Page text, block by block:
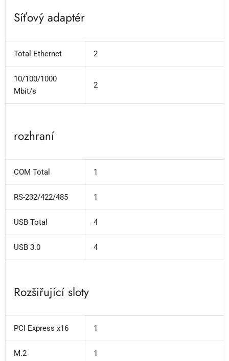
Síťový adaptér
Total Ethernet 2
10/100/1000
Mbit/s
2
rozhraní
COM Total 1
RS-232/422/485 1
USB Total 4
USB 3.0 4
Rozšiřující sloty
PCI Express x16 1
M.2 1